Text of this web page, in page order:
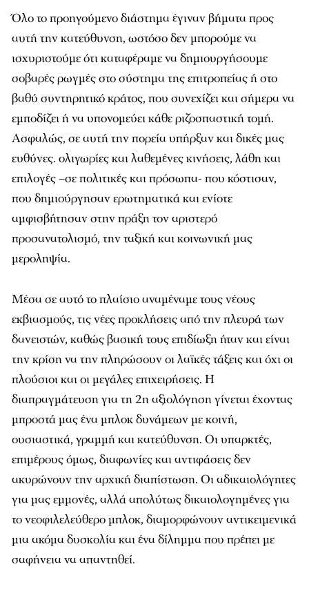
Όλο το προηγούμενο διάστημα έγιναν βήματα προς
αυτή την κατεύθυνση, ωστόσο δεν μπορούμε να
ισχυριστούμε ότι καταφέραμε να δημιουργήσουμε
σοβαρές ρωγμές στο σύστημα της επιτροπείας ή στο
βαθύ συντηρητικό κράτος, που συνεχίζει και σήμερα να
εμποδίζει ή να υπονομεύει κάθε ριζοσπαστική τομή.
Ασφαλώς, σε αυτή την πορεία υπήρξαν και δικές μας
ευθύνες. ολιγωρίες και λαθεμένες κινήσεις, λάθη και
επιλογές –σε πολιτικές και πρόσωπα- που κόστισαν,
που δημιούργησαν ερωτηματικά και ενίοτε
αμφισβήτησαν στην πράξη τον αριστερό
προσανατολισμό, την ταξική και κοινωνική μας
μεροληψία.
Μέσα σε αυτό το πλαίσιο αναμέναμε τους νέους
εκβιασμούς, τις νέες προκλήσεις από την πλευρά των
δανειστών, καθώς βασική τους επιδίωξη ήταν και είναι
την κρίση να την πληρώσουν οι λαϊκές τάξεις και όχι οι
πλούσιοι και οι μεγάλες επιχειρήσεις. Η
διαπραγμάτευση για τη 2η αξιολόγηση γίνεται έχοντας
μπροστά μας ένα μπλοκ δυνάμεων με κοινή,
ουσιαστικά, γραμμή και κατεύθυνση. Οι υπαρκτές,
επιμέρους όμως, διαφωνίες και αντιφάσεις δεν
ακυρώνουν την αρχική διαπίστωση. Οι αδικαιολόγητες
για μας εμμονές, αλλά απολύτως δικαιολογημένες για
το νεοφιλελεύθερο μπλοκ, διαμορφώνουν αντικειμενικά
μια ακόμα δυσκολία και ένα δίλημμα που πρέπει με
σαφήνεια να απαντηθεί.